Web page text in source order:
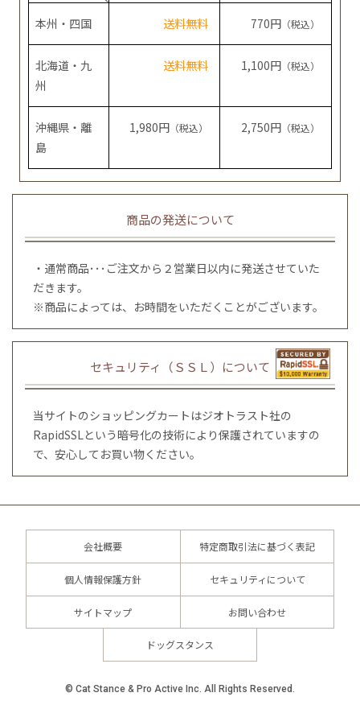
本州・四国 送料無料 770円 （税込）
北海道・九
州
送料無料 1,100円 （税込）
沖縄県・離
島
1,980円 （税込） 2,750円 （税込）
商品の発送について
・通常商品･･･ご注文から２営業日以内に発送させていた
だきます。
※商品によっては、お時間をいただくことがございます。
セキュリティ（ＳＳＬ）について
当サイトのショッピングカートはジオトラスト社の
RapidSSLという暗号化の技術により保護されていますの
で、安心してお買い物ください。
会社概要 特定商取引法に基づく表記
個人情報保護方針 セキュリティについて
サイトマップ お問い合わせ
ドッグスタンス
© Cat Stance & Pro Active Inc. All Rights Reserved.